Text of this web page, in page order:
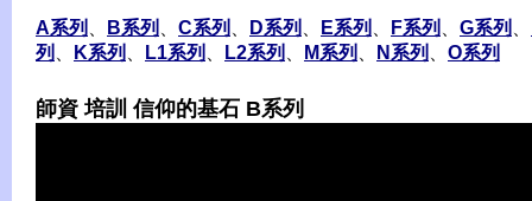
A系列 B系列 C系列 D系列 E系列 F系列 G系列
列
K系列 L1系列 L2系列 M系列 N系列 O系列
師資 培訓 信仰的基石 B系列